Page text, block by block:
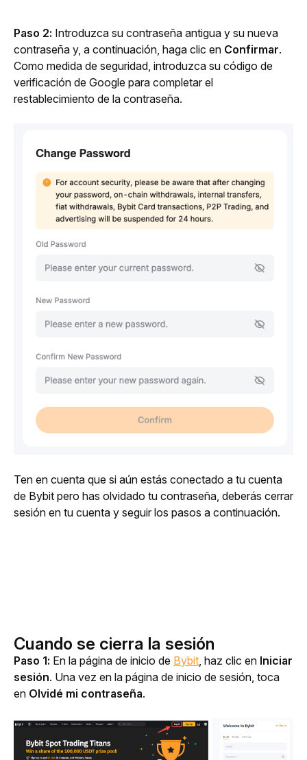
Paso 2: Introduzca su contraseña antigua y su nueva
contraseña y, a continuación, haga clic en Confirmar.
Como medida de seguridad, introduzca su código de
verificación de Google para completar el
restablecimiento de la contraseña.
Ten en cuenta que si aún estás conectado a tu cuenta
de Bybit pero has olvidado tu contraseña, deberás cerrar
sesión en tu cuenta y seguir los pasos a continuación.
Cuando se cierra la sesión
Paso 1: En la página de inicio de Bybit, haz clic en Iniciar
sesión. Una vez en la página de inicio de sesión, toca
en Olvidé mi contraseña.